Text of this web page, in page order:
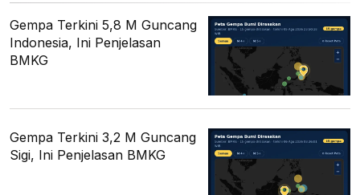
Gempa Terkini 5,8 M Guncang
Indonesia, Ini Penjelasan
BMKG
Gempa Terkini 3,2 M Guncang
Sigi, Ini Penjelasan BMKG